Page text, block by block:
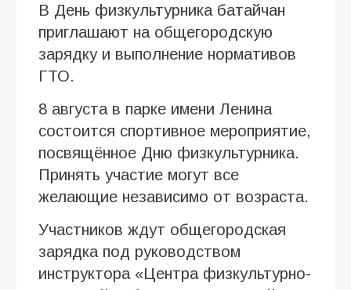
В День физкультурника батайчан
приглашают на общегородскую
зарядку и выполнение нормативов
ГТО.
8 августа в парке имени Ленина
состоится спортивное мероприятие,
посвящённое Дню физкультурника.
Принять участие могут все
желающие независимо от возраста.
Участников ждут общегородская
зарядка под руководством
инструктора «Центра физкультурно-